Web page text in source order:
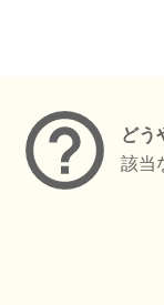
どう
該当